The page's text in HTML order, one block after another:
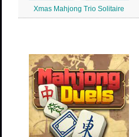
Xmas Mahjong Trio Solitaire